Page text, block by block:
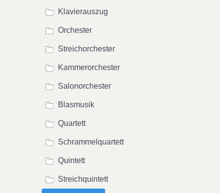
Klavierauszug
Orchester
Streichorchester
Kammerorchester
Salonorchester
Blasmusik
Quartett
Schrammelquartett
Quintett
Streichquintett